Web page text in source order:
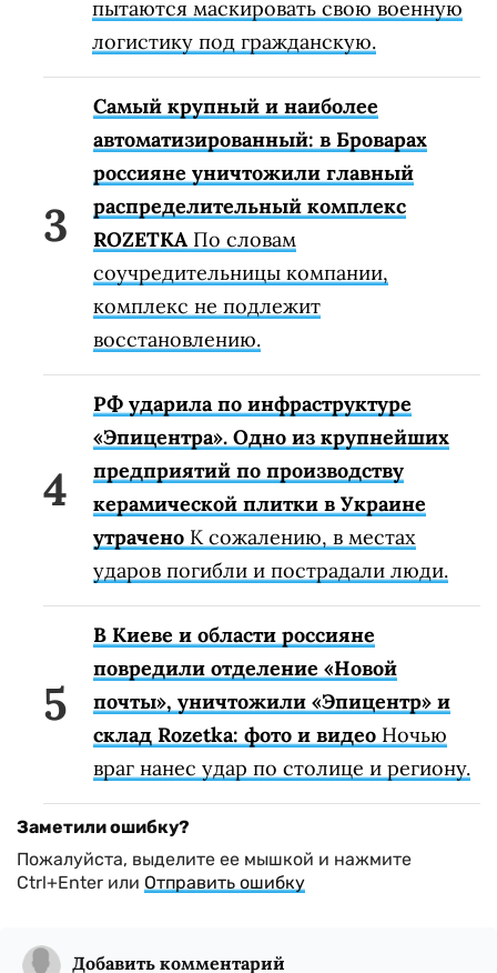
пытаются маскировать свою военную
логистику под гражданскую.
Самый крупный и наиболее
автоматизированный: в Броварах
россияне уничтожили главный
распределительный комплекс
ROZETKA По словам
соучредительницы компании,
комплекс не подлежит
восстановлению.
РФ ударила по инфраструктуре
«Эпицентра». Одно из крупнейших
предприятий по производству
керамической плитки в Украине
утрачено К сожалению, в местах
ударов погибли и пострадали люди.
В Киеве и области россияне
повредили отделение «Новой
почты», уничтожили «Эпицентр» и
склад Rozetka: фото и видео Ночью
враг нанес удар по столице и региону.
Заметили ошибку?
Пожалуйста, выделите ее мышкой и нажмите
Ctrl+Enter или Отправить ошибку
Добавить комментарий